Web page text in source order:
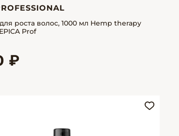
роста волос, 1000 мл Hemp therapy
Prof
₽